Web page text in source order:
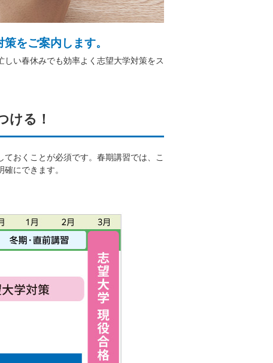
をご案内します。
い春休みでも効率よく志望大学対策をス
ける！
おくことが必須です。春期講習では、こ
にできます。